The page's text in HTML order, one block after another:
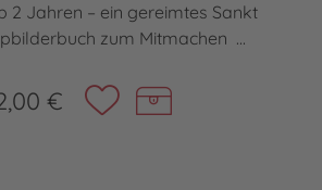
2 Jahren – ein gereimtes Sankt
zum Mitmachen ...
€